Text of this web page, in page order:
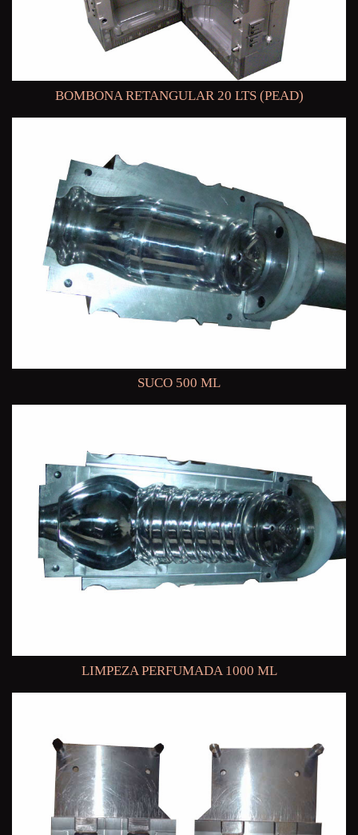
BOMBONA RETANGULAR 20 LTS (PEAD)
SUCO 500 ML
LIMPEZA PERFUMADA 1000 ML